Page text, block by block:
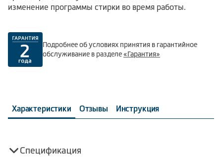
изменение программы стирки во время работы.
Подробнее об условиях принятия в гарантийное
обслуживание в разделе«Гарантия»
Характеристики Отзывы Инструкция
Спецификация